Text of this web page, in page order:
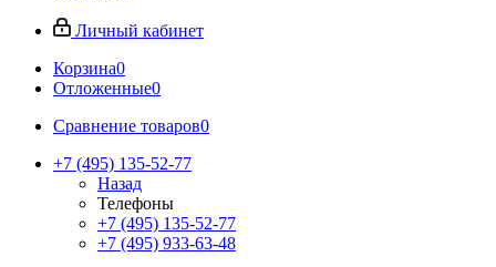
Личный кабинет
Корзина0
Отложенные0
Сравнение товаров0
+7 (495) 135-52-77
Назад
Телефоны
+7 (495) 135-52-77
+7 (495) 933-63-48